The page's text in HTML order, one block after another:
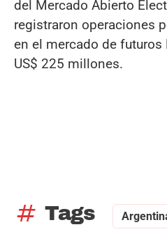
del Mercado Abierto
registraron operaciones
en el mercado de futuros
US$ 225 millones.
tag Tags